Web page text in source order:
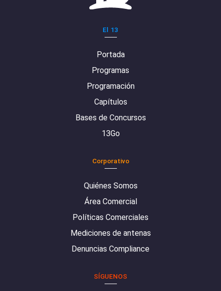
El 13
Portada
Programas
Programación
Capítulos
Bases de Concursos
13Go
Corporativo
Quiénes Somos
Área Comercial
Políticas Comerciales
Mediciones de antenas
Denuncias Compliance
SÍGUENOS